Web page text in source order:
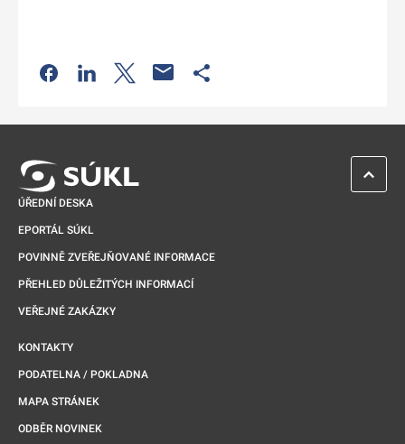
Odkaz se otevře na nové kartě
Odkaz se otevře na nové kartě
Odkaz se otevře na nové kartě
ÚŘEDNÍ DESKA
EPORTÁL SÚKL
POVINNĚ ZVEŘEJŇOVANÉ INFORMACE
PŘEHLED DŮLEŽITÝCH INFORMACÍ
VEŘEJNÉ ZAKÁZKY
KONTAKTY
PODATELNA / POKLADNA
MAPA STRÁNEK
ODBĚR NOVINEK
ZPĚT